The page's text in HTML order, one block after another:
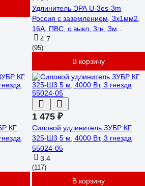
Удлинитель ЭРА U-3es-3m
Россия с заземлением, 3x1мм2,
16A, ПВС, с выкл, 3гн, 3м
Б0028378
4.7
(95)
В корзину
КГ
1 475 ₽
Силовой удлинитель ЗУБР КГ
325-Ш3 5 м, 4000 Вт, 3 гнезда
55024-05
3.4
(117)
В корзину